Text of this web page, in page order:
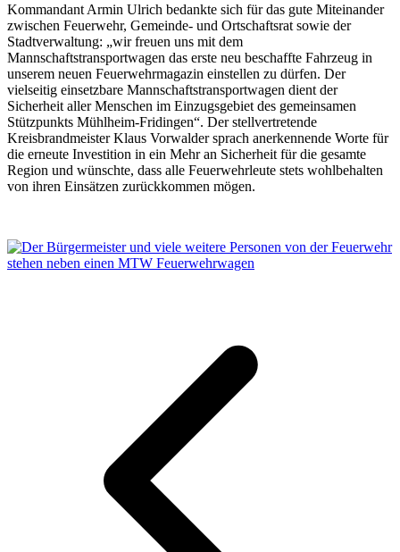
Kommandant Armin Ulrich bedankte sich für das gute Miteinander
zwischen Feuerwehr, Gemeinde- und Ortschaftsrat sowie der
Stadtverwaltung: „wir freuen uns mit dem
Mannschaftstransportwagen das erste neu beschaffte Fahrzeug in
unserem neuen Feuerwehrmagazin einstellen zu dürfen. Der
vielseitig einsetzbare Mannschaftstransportwagen dient der
Sicherheit aller Menschen im Einzugsgebiet des gemeinsamen
Stützpunkts Mühlheim-Fridingen“. Der stellvertretende
Kreisbrandmeister Klaus Vorwalder sprach anerkennende Worte für
die erneute Investition in ein Mehr an Sicherheit für die gesamte
Region und wünschte, dass alle Feuerwehrleute stets wohlbehalten
von ihren Einsätzen zurückkommen mögen.